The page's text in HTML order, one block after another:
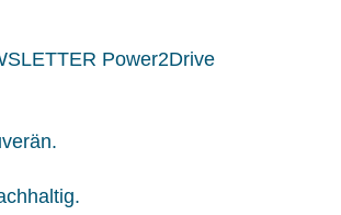
Power2Drive